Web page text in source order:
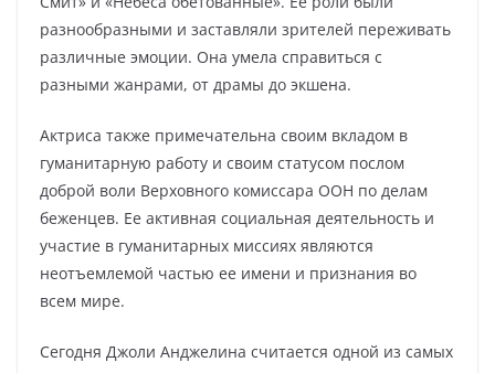
разнообразными и заставляли зрителей переживать
различные эмоции. Она умела справиться с
разными жанрами, от драмы до экшена.
Актриса также примечательна своим вкладом в
гуманитарную работу и своим статусом послом
доброй воли Верховного комиссара ООН по делам
беженцев. Ее активная социальная деятельность и
участие в гуманитарных миссиях являются
неотъемлемой частью ее имени и признания во
всем мире.
Сегодня Джоли Анджелина считается одной из самых